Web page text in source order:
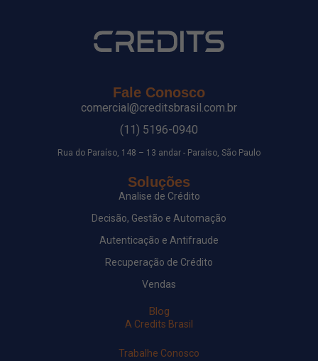
Fale Conosco
comercial@creditsbrasil.com.br
(11) 5196-0940
Rua do Paraíso, 148 – 13 andar - Paraíso, São Paulo
Soluções
Analise de Crédito
Decisão, Gestão e Automação
Autenticação e Antifraude
Recuperação de Crédito
Vendas
Blog
A Credits Brasil
Trabalhe Conosco